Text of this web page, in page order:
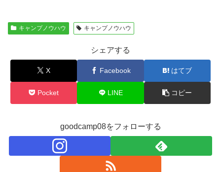
キャンプノウハウ キャンプノウハウ
シェアする
X Facebook はてブ
Pocket LINE コピー
goodcamp08をフォローする